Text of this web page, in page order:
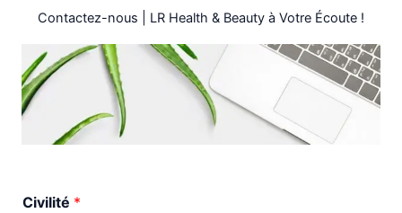
Contactez-nous | LR Health & Beauty à Votre Écoute !
Civilité *